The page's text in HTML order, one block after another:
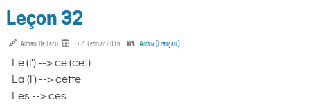
Leçon 32
Almani Be Farsi 22. Februar 2016 Archiv (Français)
Le (l') --> ce (cet)
La (l') --> cette
Les --> ces